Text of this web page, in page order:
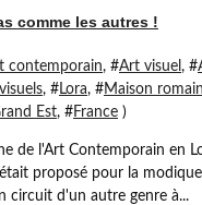
comme les autres !
contemporain, #Art visuel , #
, #Lora, #Maison
Est, #France )
de l'Art Contemporain en
proposé pour la
circuit d'un autre genre à...